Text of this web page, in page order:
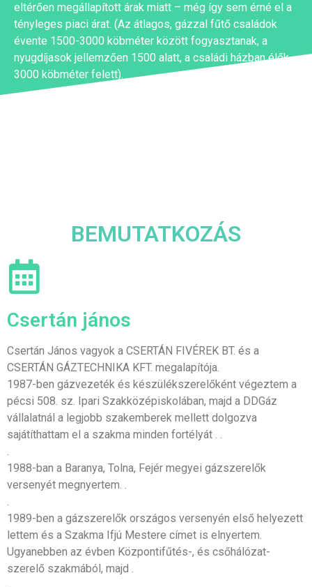
eltérően megállapított árak miatt – még így sem érné el a
tényleges piaci árat. (Az átlagos, gázzal fűtő családok
évente 1500-3000 köbméter között fogyasztanak, a
nyugdíjasok jellemzően 1500 alatt, a családi házban élők
3000 köbméter felett).
BEMUTATKOZÁS
Csertán jános
Csertán János vagyok a CSERTÁN FIVÉREK BT. és a
CSERTÁN GÁZTECHNIKA KFT. megalapítója.
1987-ben gázvezeték és készülékszerelőként végeztem a
pécsi 508. sz. Ipari Szakközépiskolában, majd a DDGáz
vállalatnál a legjobb szakemberek mellett dolgozva
sajátíthattam el a szakma minden fortélyát . .
.
1988-ban a Baranya, Tolna, Fejér megyei gázszerelők
versenyét megnyertem. .
.
1989-ben a gázszerelők országos versenyén első helyezett
lettem és a Szakma Ifjú Mestere címet is elnyertem.
Ugyanebben az évben Központifűtés-, és csőhálózat-
szerelő szakmából, majd .